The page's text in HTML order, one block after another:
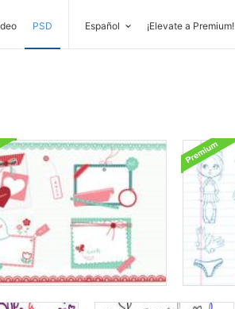
PSD Español ¡Elevate a Premium!